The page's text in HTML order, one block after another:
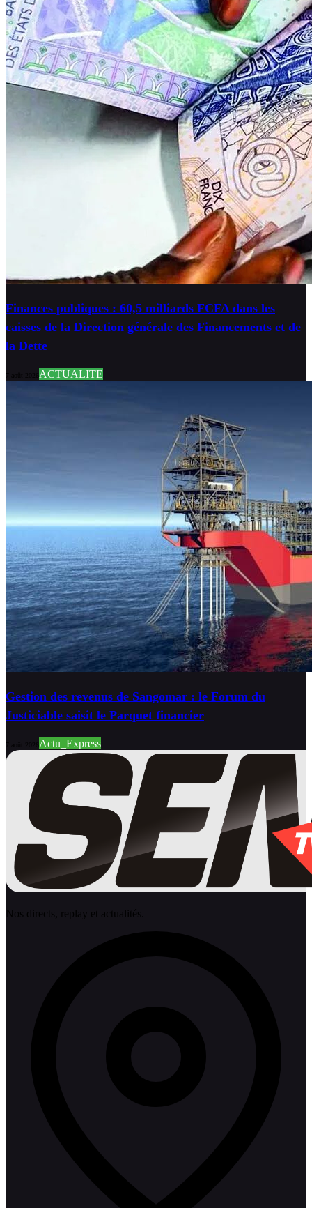
Finances publiques : 60,5 milliards FCFA dans les
caisses de la Direction générale des Financements et de
la Dette
ACTUALITE
Gestion des revenus de Sangomar : le Forum du
Justiciable saisit le Parquet financier
Actu_Express
Nos directs, replay et actualités.